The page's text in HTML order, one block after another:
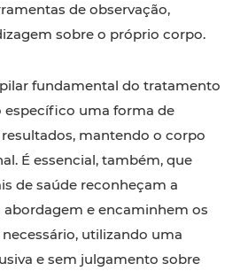
de observação,
sobre o próprio corpo.
fundamental do tratamento
específico uma forma de
mantendo o corpo
É essencial, também, que
de saúde reconheçam a
e encaminhem os
utilizando uma
e sem julgamento sobre